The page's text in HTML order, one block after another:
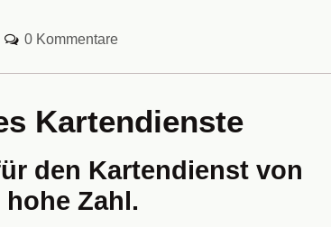
0 Kommentare
Kartendienste
den Kartendienst von
Zahl.